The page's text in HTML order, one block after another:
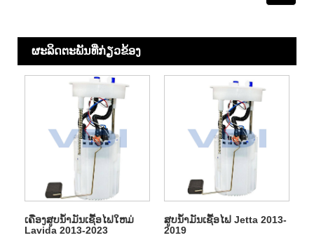
ຜະ​ລິດ​ຕະ​ພັນ​ທີ່​ກ່ຽວ​ຂ້ອງ
ເຄື່ອງສູບນໍ້າມັນເຊື້ອໄຟໃຫມ່
Lavida 2013-2023
ສູບນ້ໍາມັນເຊື້ອໄຟ Jetta 2013-
2019